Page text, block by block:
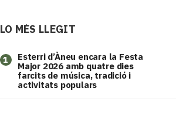
LO MÉS LLEGIT
1
Esterri d’Àneu encara la Festa
Major 2026 amb quatre dies
farcits de música, tradició i
activitats populars